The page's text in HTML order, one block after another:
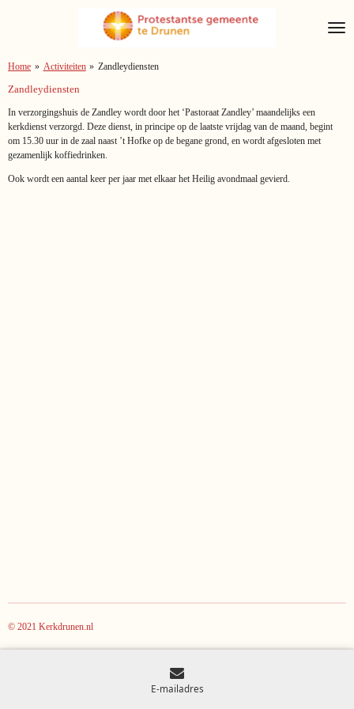
hoofdinhoud
Home » Activiteiten » Zandleydiensten
Zandleydiensten
In verzorgingshuis de Zandley wordt door het ‘Pastoraat Zandley’ maandelijks een
kerkdienst verzorgd. Deze dienst, in principe op de laatste vrijdag van de maand, begint
om 15.30 uur in de zaal naast ’t Hofke op de begane grond, en wordt afgesloten met
gezamenlijk koffiedrinken.
Ook wordt een aantal keer per jaar met elkaar het Heilig avondmaal gevierd.
© 2021 Kerkdrunen.nl
E-mailadres